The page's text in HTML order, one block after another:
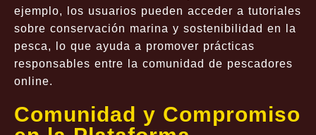
ejemplo, los usuarios pueden acceder a tutoriales
sobre conservación marina y sostenibilidad en la
pesca, lo que ayuda a promover prácticas
responsables entre la comunidad de pescadores
online.
Comunidad y Compromiso